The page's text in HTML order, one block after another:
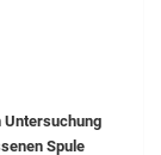
Spule